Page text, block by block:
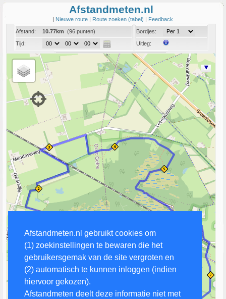
Afstandmeten.nl gebruikt cookies om
(1) zoekinstellingen te bewaren die het
gebruikersgemak van de site vergroten en
(2) automatisch te kunnen inloggen (indien
hiervoor gekozen).
Afstandmeten deelt deze informatie niet met
Afstandmeten.nl
| Nieuwe route | Route zoeken (tabel) | Feedback
Afstand:
10.77km (96 punten)
Tijd:
Bordjes:
Uitleg:
Coord:
Link naar deze route